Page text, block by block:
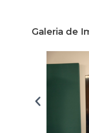
Galeria de